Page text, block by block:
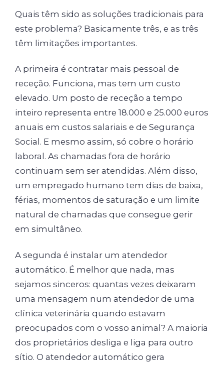
Quais têm sido as soluções tradicionais para
este problema? Basicamente três, e as três
têm limitações importantes.
A primeira é contratar mais pessoal de
receção. Funciona, mas tem um custo
elevado. Um posto de receção a tempo
inteiro representa entre 18.000 e 25.000 euros
anuais em custos salariais e de Segurança
Social. E mesmo assim, só cobre o horário
laboral. As chamadas fora de horário
continuam sem ser atendidas. Além disso,
um empregado humano tem dias de baixa,
férias, momentos de saturação e um limite
natural de chamadas que consegue gerir
em simultâneo.
A segunda é instalar um atendedor
automático. É melhor que nada, mas
sejamos sinceros: quantas vezes deixaram
uma mensagem num atendedor de uma
clínica veterinária quando estavam
preocupados com o vosso animal? A maioria
dos proprietários desliga e liga para outro
sítio. O atendedor automático gera